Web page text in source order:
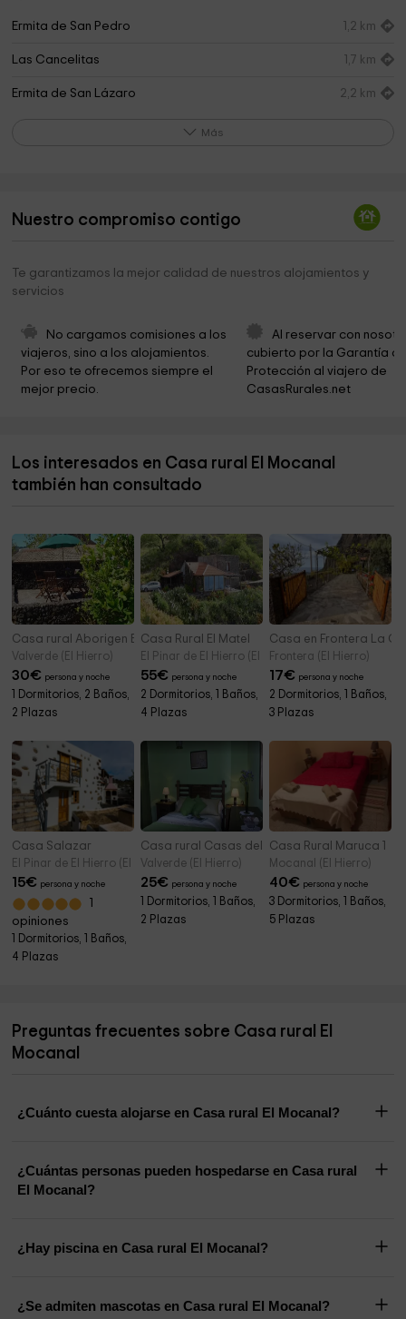
Ermita de San Pedro 1,2 km
Las Cancelitas 1,7 km
Ermita de San Lázaro 2,2 km
Iglesia de Santa María de la Concepción 2,7 km
Nisdafe
Iglesia De La Sagrada Familia
Ermita de la Virgen de la Peña
El Hierro Airport 5,1 km
Ermita de la Caridad
Más
Nuestro compromiso contigo
Te garantizamos la mejor calidad de nuestros alojamientos y
servicios
No cargamos comisiones a los
viajeros, sino a los alojamientos.
Por eso te ofrecemos siempre el
mejor precio.
Al reservar con
cubierto por la Garantía
Protección al viajero de
CasasRurales.net
Los interesados en Casa rural El Mocanal
también han consultado
Casa rural Aborigen Bimbache
Valverde (El Hierro)
30€ persona y noche
1 Dormitorios, 2 Baños,
2 Plazas
Casa Rural El Matel
El Pinar de El Hierro (El Hierro)
55€ persona y noche
2 Dormitorios, 1 Baños,
4 Plazas
Casa en Frontera La
Frontera (El Hierro)
17€ persona y noche
2 Dormitorios, 1 Baños,
3 Plazas
Casa Salazar
El Pinar de El Hierro (El Hierro)
15€ persona y noche
opiniones
1 Dormitorios, 1 Baños,
4 Plazas
Casa rural Casas del Monte
Valverde (El Hierro)
25€ persona y noche
1 Dormitorios, 1 Baños,
2 Plazas
Casa Rural Maruca 1
Mocanal (El Hierro)
40€ persona y noche
3 Dormitorios, 1 Baños,
5 Plazas
Preguntas frecuentes sobre Casa rural El
Mocanal
¿Cuánto cuesta alojarse en Casa rural El Mocanal?
¿Cuántas personas pueden hospedarse en Casa rural
El Mocanal?
¿Hay piscina en Casa rural El Mocanal?
¿Se admiten mascotas en Casa rural El Mocanal?